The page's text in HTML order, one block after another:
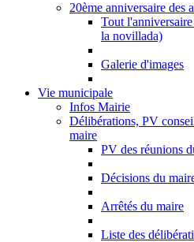
20ème anniversaire des
Tout
la novillada)
Galerie d'images
Vie municipale
Infos Mairie
Délibérations, PV
maire
PV des réunions
Décisions du
Arrêtés du maire
Liste des